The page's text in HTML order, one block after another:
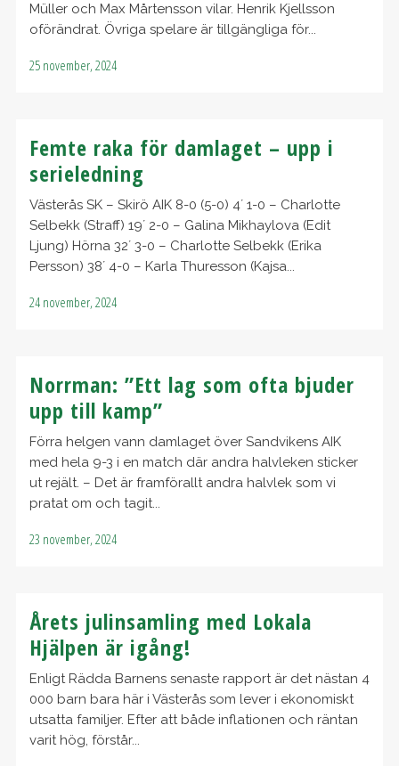
Müller och Max Mårtensson vilar. Henrik Kjellsson
oförändrat. Övriga spelare är tillgängliga för...
25 november, 2024
Femte raka för damlaget – upp i
serieledning
Västerås SK – Skirö AIK 8-0 (5-0) 4´ 1-0 – Charlotte
Selbekk (Straff) 19´ 2-0 – Galina Mikhaylova (Edit
Ljung) Hörna 32´ 3-0 – Charlotte Selbekk (Erika
Persson) 38´ 4-0 – Karla Thuresson (Kajsa...
24 november, 2024
Norrman: ”Ett lag som ofta bjuder
upp till kamp”
Förra helgen vann damlaget över Sandvikens AIK
med hela 9-3 i en match där andra halvleken sticker
ut rejält. – Det är framförallt andra halvlek som vi
pratat om och tagit...
23 november, 2024
Årets julinsamling med Lokala
Hjälpen är igång!
Enligt Rädda Barnens senaste rapport är det nästan 4
000 barn bara här i Västerås som lever i ekonomiskt
utsatta familjer. Efter att både inflationen och räntan
varit hög, förstår...